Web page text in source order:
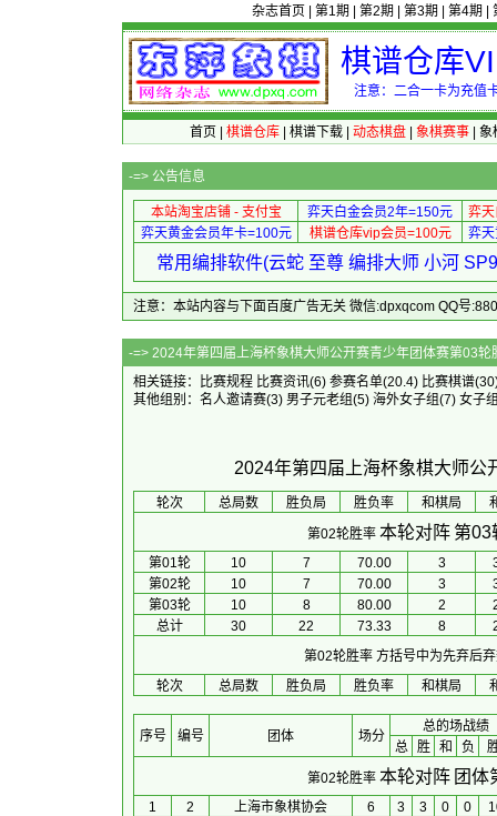
杂志首页 第1期 第2期 第3期 第4期
棋谱仓库
注意：二合一卡为充值
首页 棋谱仓库| 棋谱下载| 动态棋盘| 象棋赛事| 象
-=> 公告信息
本站淘宝店铺 - 支付宝 弈天白金会员2年=150元
弈
弈天黄金会员年卡=100元
棋谱仓库vip会员=100元 弈
常用编排软件(云蛇 至尊 编排大师 小河
注意：本站内容与下面百度广告无关 微信:dpxqcom QQ号
-=> 2024年第四届上海杯象棋大师公开
相关链接：
比赛规程 比赛资讯(6) 参赛名单(20.4) 比赛棋谱
其他组别： 名人邀请赛(3) 男子元老组(5) 海外女子组(7) 女子
2024年第四届上海杯象棋大师公
轮次 总局数 胜负局 胜负率 和棋局
第02轮胜率 本轮对阵 第03
第01轮 10 7 70.00 3
第02轮
10 7 70.00 3
第03轮
10 8 80.00 2
总计
30 22 73.33 8
第02轮胜率方括号中为先弃后
轮次
总局数 胜负局 胜负率 和棋局
序号 编号 团体 场分
总的场战绩
总
胜 和 负
第02轮胜率 本轮对阵 团体
1 2 上海市象棋协会 6 3 3 0 0